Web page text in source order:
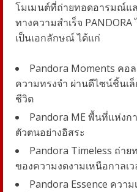
โมเมนต์ที่ถ่ายทอดอารมณ์แ
ทางความสำเร็จ
เป็นเอกลักษณ์ ได้แก่
Pandora Moments คอ
ความทรงจำ ผ่านดีไซน์ชิ้น
ชีวิต
Pandora ME พื้นที่แห่งก
ตัวตนอย่างอิสระ
Pandora Timeless ถ่า
ของความงดงามเหนือกาลเว
Pandora Essence ควา